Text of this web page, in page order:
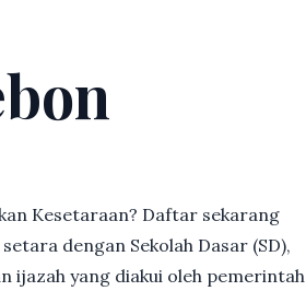
Kesetaraan? Daftar sekarang
dengan Sekolah Dasar (SD),
ijazah yang diakui oleh pemerintah